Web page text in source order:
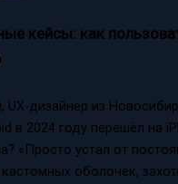
кейсы: как
UX-дизайнер из
в 2024 году перешёл на
«Просто устал от
оболочек,